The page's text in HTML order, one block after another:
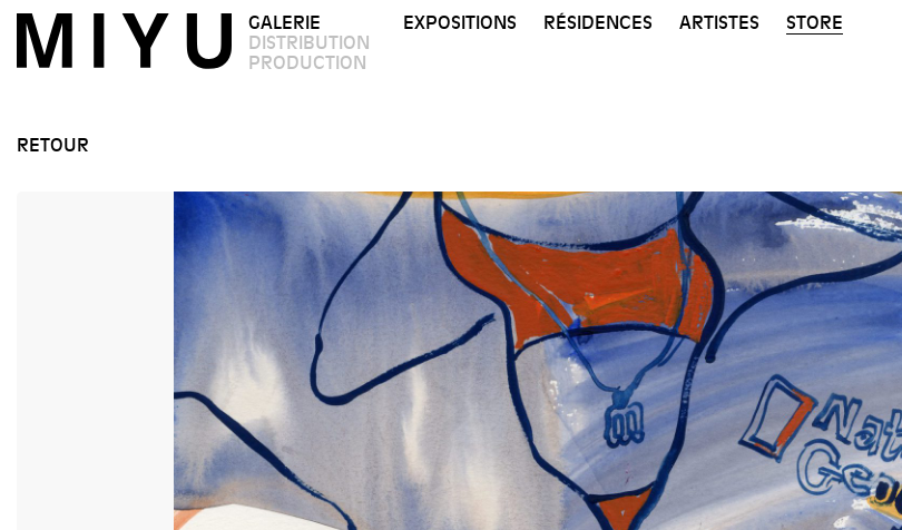
GALERIE
DISTRIBUTION
PRODUCTION
EXPOSITIONS RÉSIDENCES ARTISTES STORE
RETOUR